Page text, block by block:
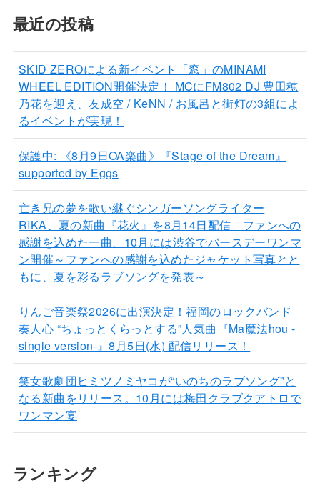
最近の投稿
SKID ZEROによる新イベント「窓」のMINAMI
WHEEL EDITION開催決定！ MCにFM802 DJ 豊田穂
乃花を迎え、友成空 / KeNN / お風呂と街灯の3組によ
るイベントが実現！
保護中: 《8月9日OA楽曲》『Stage of the Dream』
supported by Eggs
亡き兄の夢を歌い継ぐシンガーソングライター
RIKA、夏の新曲『花火』を8月14日配信 ファンへの
感謝を込めた一曲、10月には渋谷でバースデーワンマ
ン開催～ファンへの感謝を込めたジャケット写真とと
もに、夏を彩るラブソングを発表～
りんご音楽祭2026に出演決定！福岡のロックバンド
奏人心 “ちょっとくらっとする”人気曲『Ma魔法hou -
single version-』8月5日(水) 配信リリース！
笑女歌劇団ヒミツノミヤコが“いのちのラブソング”と
なる新曲をリリース。10月には梅田クラブクアトロで
ワンマン宴
ランキング